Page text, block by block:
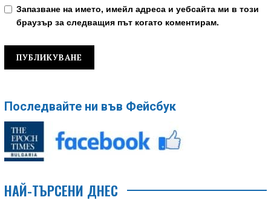
Запазване на името, имейл адреса и уебсайта ми в този
браузър за следващия път когато коментирам.
Последвайте ни във Фейсбук
НАЙ-ТЪРСЕНИ ДНЕС